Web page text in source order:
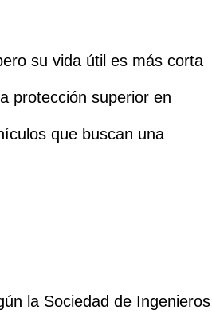
su vida útil es más corta
protección superior en
que buscan una
la Sociedad de Ingenieros